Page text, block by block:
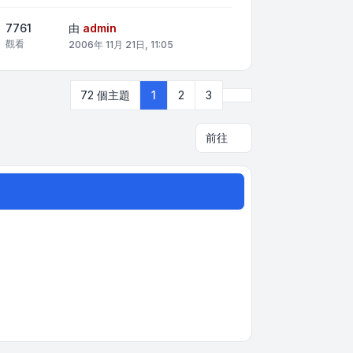
7761
觀看
由 admin
2006年 11月 21日, 11:05
72 個主題 1 2 3
前往